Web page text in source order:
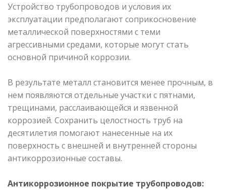
Устройство трубопроводов и условия их
эксплуатации предполагают соприкосновение
металлической поверхностями с теми
агрессивными средами, которые могут стать
основной причиной коррозии.
В результате металл становится менее прочным, в
нем появляются отдельные участки с пятнами,
трещинами, расслаивающейся и язвенной
коррозией. Сохранить целостность труб на
десятилетия помогают нанесенные на их
поверхность с внешней и внутренней стороны
антикоррозионные составы.
Антикоррозионное покрытие трубопроводов: